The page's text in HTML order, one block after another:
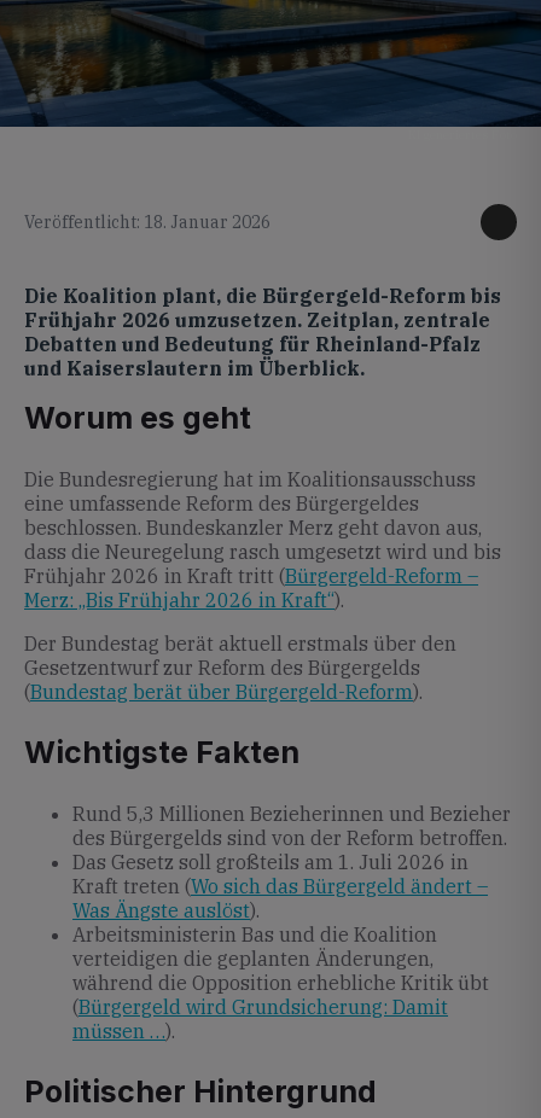
Veröffentlicht: 18. Januar 2026
Die Koalition plant, die Bürgergeld-Reform bis
Frühjahr 2026 umzusetzen. Zeitplan, zentrale
Debatten und Bedeutung für Rheinland-Pfalz
und Kaiserslautern im Überblick.
Worum es geht
Die Bundesregierung hat im Koalitionsausschuss
eine umfassende Reform des Bürgergeldes
beschlossen. Bundeskanzler Merz geht davon aus,
dass die Neuregelung rasch umgesetzt wird und bis
Frühjahr 2026 in Kraft tritt (Bürgergeld-Reform –
Merz: „Bis Frühjahr 2026 in Kraft“).
Der Bundestag berät aktuell erstmals über den
Gesetzentwurf zur Reform des Bürgergelds
(Bundestag berät über Bürgergeld-Reform).
Wichtigste Fakten
Rund 5,3 Millionen Bezieherinnen und Bezieher
des Bürgergelds sind von der Reform betroffen.
Das Gesetz soll großteils am 1. Juli 2026 in
Kraft treten (Wo sich das Bürgergeld ändert –
Was Ängste auslöst).
Arbeitsministerin Bas und die Koalition
verteidigen die geplanten Änderungen,
während die Opposition erhebliche Kritik übt
(Bürgergeld wird Grundsicherung: Damit
müssen …).
Politischer Hintergrund